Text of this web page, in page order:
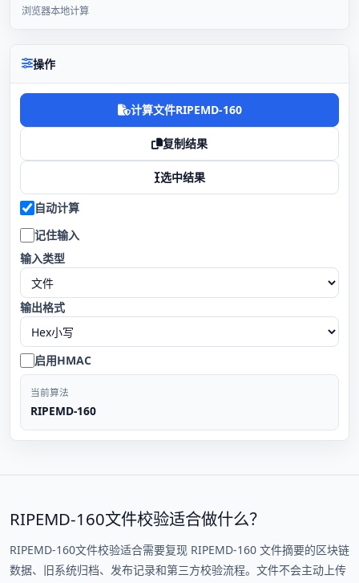
操作
计算文件RIPEMD-160
复制结果
选中结果
自动计算
记住输入
输入类型
输出格式
启用HMAC
当前算法
RIPEMD-160
浏览器本地计算
RIPEMD-160文件校验适合做什么？
RIPEMD-160文件校验适合需要复现 RIPEMD-160 文件摘要的区块链
数据、旧系统归档、发布记录和第三方校验流程。文件不会主动上传